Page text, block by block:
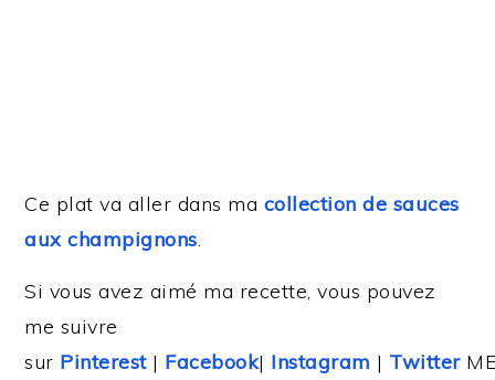
Ce plat va aller dans ma collection de sauces
aux champignons
Si vous avez aimé ma recette, vous pouvez
me suivre
sur Pinterest| Facebook| Instagram | Twitter